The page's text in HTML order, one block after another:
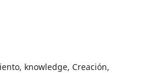
knowledge, Creación,